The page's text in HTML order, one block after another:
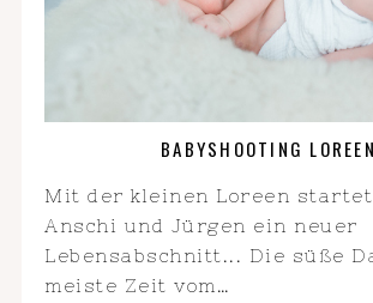
BABYSHOOTING LOREEN
Mit der kleinen Loreen
Anschi und Jürgen ein neuer
Lebensabschnitt... Die süße
meiste Zeit vom…